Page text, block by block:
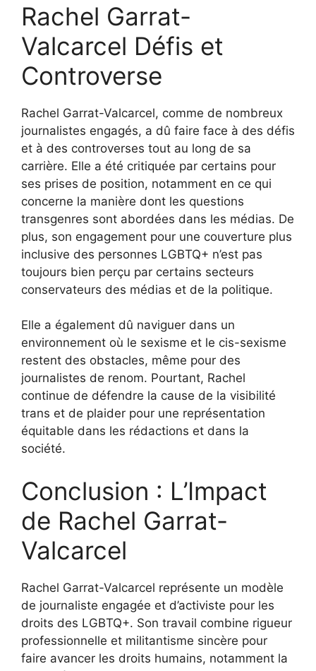
Rachel Garrat-
Valcarcel Défis et
Controverse
Rachel Garrat-Valcarcel, comme de nombreux
journalistes engagés, a dû faire face à des défis
et à des controverses tout au long de sa
carrière. Elle a été critiquée par certains pour
ses prises de position, notamment en ce qui
concerne la manière dont les questions
transgenres sont abordées dans les médias. De
plus, son engagement pour une couverture plus
inclusive des personnes LGBTQ+ n’est pas
toujours bien perçu par certains secteurs
conservateurs des médias et de la politique.
Elle a également dû naviguer dans un
environnement où le sexisme et le cis-sexisme
restent des obstacles, même pour des
journalistes de renom. Pourtant, Rachel
continue de défendre la cause de la visibilité
trans et de plaider pour une représentation
équitable dans les rédactions et dans la
société.
Conclusion : L’Impact
de Rachel Garrat-
Valcarcel
Rachel Garrat-Valcarcel représente un modèle
de journaliste engagée et d’activiste pour les
droits des LGBTQ+. Son travail combine rigueur
professionnelle et militantisme sincère pour
faire avancer les droits humains, notamment la